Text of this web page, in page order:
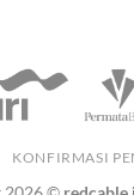
KONFIRMASI